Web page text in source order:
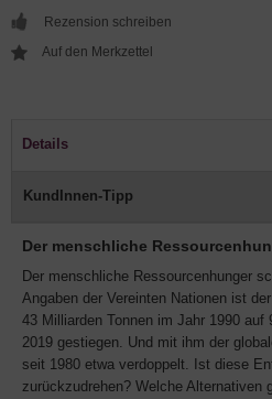
Rezension schreiben
Details
KundInnen-Tipp
Der menschliche
Der menschliche Ressourcenhunger
Angaben der Vereinten Nationen ist
43 Milliarden Tonnen im Jahr 1990 auf
2019 gestiegen. Und mit ihm der
seit 1980 etwa verdoppelt. Ist diese
zurückzudrehen? Welche Alternativen